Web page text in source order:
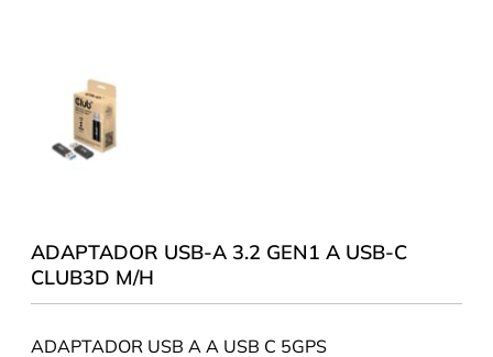
ADAPTADOR USB-A 3.2 GEN1 A USB-C
CLUB3D M/H
ADAPTADOR USB A A USB C 5GPS